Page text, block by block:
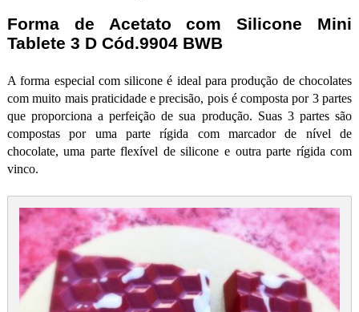
Forma de Acetato com Silicone Mini
Tablete 3 D Cód.9904 BWB
A forma especial com silicone é ideal para produção de chocolates
com muito mais praticidade e precisão, pois é composta por 3 partes
que proporciona a perfeição de sua produção. Suas 3 partes são
compostas por uma parte rígida com marcador de nível de
chocolate, uma parte flexível de silicone e outra parte rígida com
vinco.